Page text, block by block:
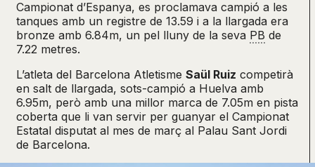
Campionat d’Espanya, es proclamava campió a les
tanques amb un registre de 13.59 i a la llargada era
bronze amb 6.84m, un pel lluny de la seva PB de
7.22 metres.
L’atleta del Barcelona Atletisme Saül Ruiz competirà
en salt de llargada, sots-campió a Huelva amb
6.95m, però amb una millor marca de 7.05m en pista
coberta que li van servir per guanyar el Campionat
Estatal disputat al mes de març al Palau Sant Jordi
de Barcelona.